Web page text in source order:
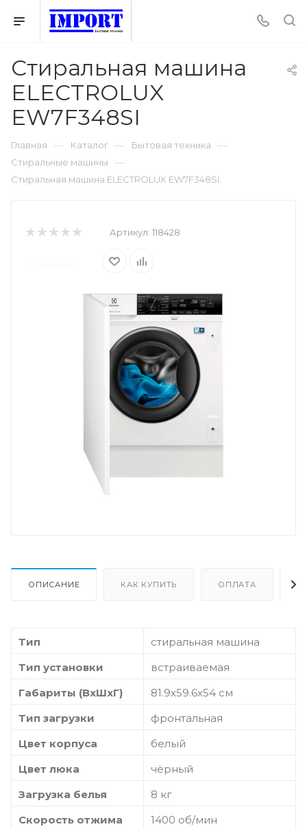
Стиральная машина
ELECTROLUX
EW7F348SI
Главная — Каталог — Бытовая техника —
Стиральные машины —
Стиральная машина ELECTROLUX EW7F348SI
Артикул: 118428
ОПИСАНИЕ КАК КУПИТЬ ОПЛАТА
Тип
стиральная машина
Тип установки
встраиваемая
Габариты (ВхШхГ)
81.9x59.6x54 см
Тип загрузки
фронтальная
Цвет корпуса
белый
Цвет люка
чёрный
Загрузка белья
8 кг
Скорость отжима
1400 об/мин